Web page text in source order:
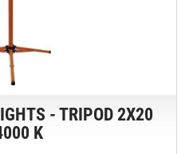
- TRIPOD 2X20
K